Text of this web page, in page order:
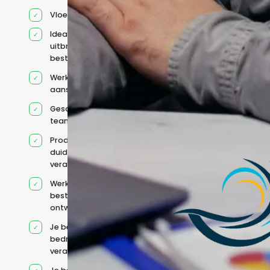
Vloeiend Engels
Ideaal voor het
uitbreiden van
bestaande capaciteit
Werkt onder jouw
aansturing
Geschikt voor hybride
teams
Productcontext en
duidelijke
verantwoordelijkheden
Werkt binnen jouw
bestaande
ontwikkelteam
Je behoudt jouw
bedrijfs- en IT-
verantwoordelijkheden